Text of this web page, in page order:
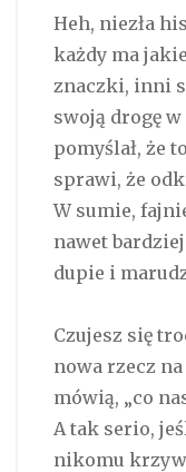
Heh, niezła
każdy ma
znaczki, inni
swoją drogę
pomyślał, że
sprawi, że
W sumie,
nawet
dupie i
Czujesz się
nowa rzecz
mówią, „co
A tak serio,
nikomu